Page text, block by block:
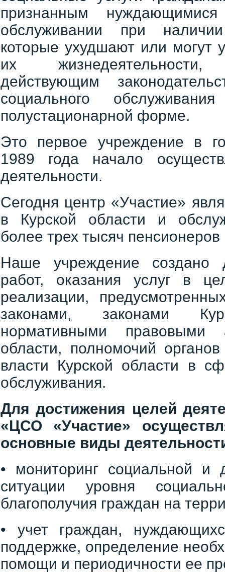
признанным
обслуживании при наличии
которые ухудшают или могут
их жизнедеятельности,
действующим
социального
полустационарной форме.
Это первое учреждение в
1989 года начало
деятельности.
Сегодня центр «Участие»
в Курской области и
более трех тысяч
Наше учреждение создано
работ, оказания услуг в
реализации,
законами, законами
нормативными правовыми
области, полномочий органов
власти Курской области в
обслуживания.
Для достижения целей
«ЦСО «Участие»
основные виды
• мониторинг социальной и
ситуации уровня
благополучия граждан на
• учет граждан,
поддержке, определение
помощи и периодичности ее